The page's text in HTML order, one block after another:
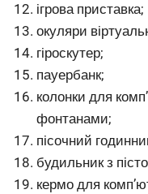
ігрова приставка;
окуляри
гіроскутер;
пауербанк;
колонки для
фонтанами;
пісочний
будильник з
кермо для